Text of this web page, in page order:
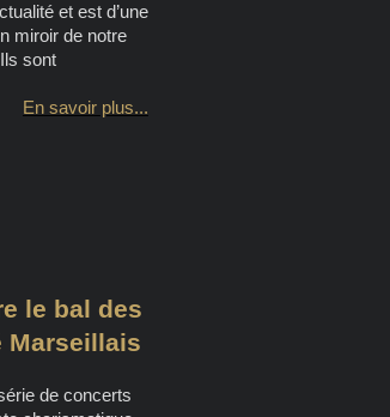
et est d’une
miroir de notre
sont
En savoir plus...
le bal des
Marseillais
de concerts